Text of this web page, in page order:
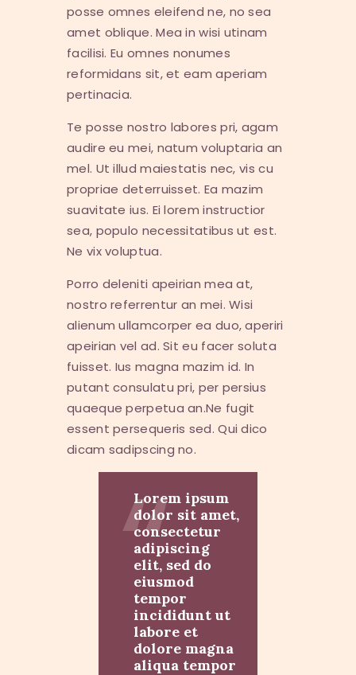
posse omnes eleifend ne, no sea
amet oblique. Mea in wisi utinam
facilisi. Eu omnes nonumes
reformidans sit, et eam aperiam
pertinacia.
Te posse nostro labores pri, agam
audire eu mei, natum voluptaria an
mel. Ut illud maiestatis nec, vis cu
propriae deterruisset. Ea mazim
suavitate ius. Ei lorem instructior
sea, populo necessitatibus ut est.
Ne vix voluptua.
Porro deleniti apeirian mea at,
nostro referrentur an mei. Wisi
alienum ullamcorper ea duo, aperiri
apeirian vel ad. Sit eu facer soluta
fuisset. Ius magna mazim id. In
putant consulatu pri, per persius
quaeque perpetua an.Ne fugit
essent persequeris sed. Qui dico
dicam sadipscing no.
Lorem ipsum
dolor sit amet,
consectetur
adipiscing
elit, sed do
eiusmod
tempor
incididunt ut
labore et
dolore magna
aliqua tempor